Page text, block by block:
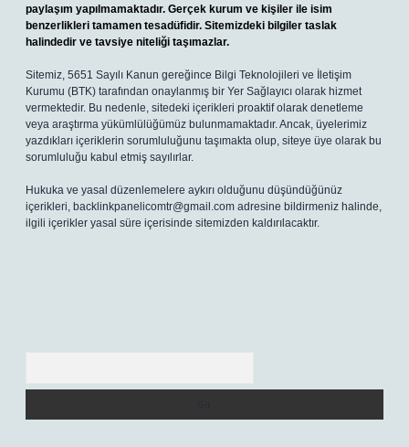
paylaşım yapılmamaktadır. Gerçek kurum ve kişiler ile isim
benzerlikleri tamamen tesadüfidir. Sitemizdeki bilgiler taslak
halindedir ve tavsiye niteliği taşımazlar.
Sitemiz, 5651 Sayılı Kanun gereğince Bilgi Teknolojileri ve İletişim
Kurumu (BTK) tarafından onaylanmış bir Yer Sağlayıcı olarak hizmet
vermektedir. Bu nedenle, sitedeki içerikleri proaktif olarak denetleme
veya araştırma yükümlülüğümüz bulunmamaktadır. Ancak, üyelerimiz
yazdıkları içeriklerin sorumluluğunu taşımakta olup, siteye üye olarak bu
sorumluluğu kabul etmiş sayılırlar.
Hukuka ve yasal düzenlemelere aykırı olduğunu düşündüğünüz
içerikleri, backlinkpanelicomtr@gmail.com adresine bildirmeniz halinde,
ilgili içerikler yasal süre içerisinde sitemizden kaldırılacaktır.